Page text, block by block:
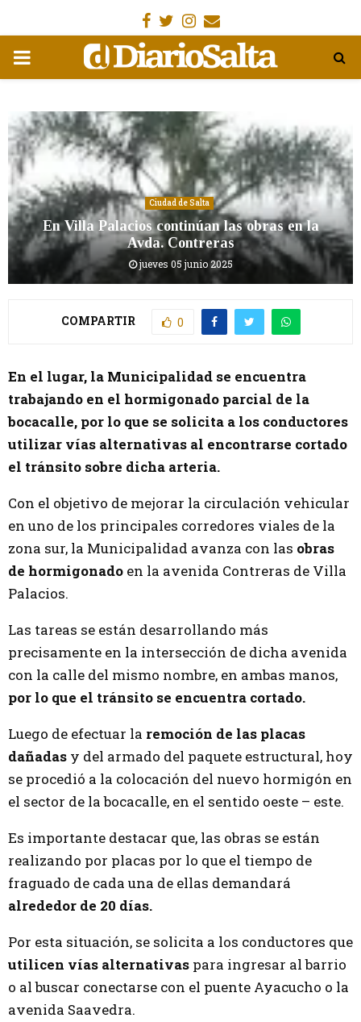
Facebook
Gorjeo
Instagram
Email
MENÚ
Ciudad de Salta
En Villa Palacios continúan las obras en la
Avda. Contreras
jueves 05 junio 2025
COMPARTIR 0
En el lugar, la Municipalidad se encuentra
trabajando en el hormigonado parcial de la
bocacalle, por lo que se solicita a los conductores
utilizar vías alternativas al encontrarse cortado
el tránsito sobre dicha arteria.
Con el objetivo de mejorar la circulación vehicular
en uno de los principales corredores viales de la
zona sur, la Municipalidad avanza con las obras
de hormigonado en la avenida Contreras de Villa
Palacios.
Las tareas se están desarrollando más
precisamente en la intersección de dicha avenida
con la calle del mismo nombre, en ambas manos,
por lo que el tránsito se encuentra cortado.
Luego de efectuar la remoción de las placas
dañadas y del armado del paquete estructural, hoy
se procedió a la colocación del nuevo hormigón en
el sector de la bocacalle, en el sentido oeste – este.
Es importante destacar que, las obras se están
realizando por placas por lo que el tiempo de
fraguado de cada una de ellas demandará
alrededor de 20 días.
Por esta situación, se solicita a los conductores que
utilicen vías alternativas para ingresar al barrio
o al buscar conectarse con el puente Ayacucho o la
avenida Saavedra.